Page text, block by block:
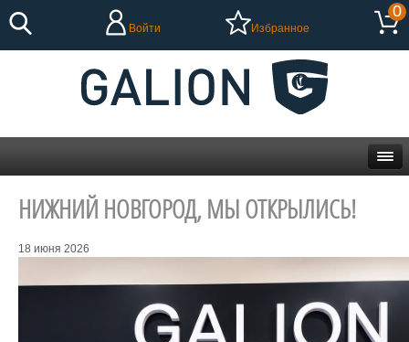
Войти Избранное
0
НИЖНИЙ НОВГОРОД, МЫ ОТКРЫЛИСЬ!
18 июня 2026